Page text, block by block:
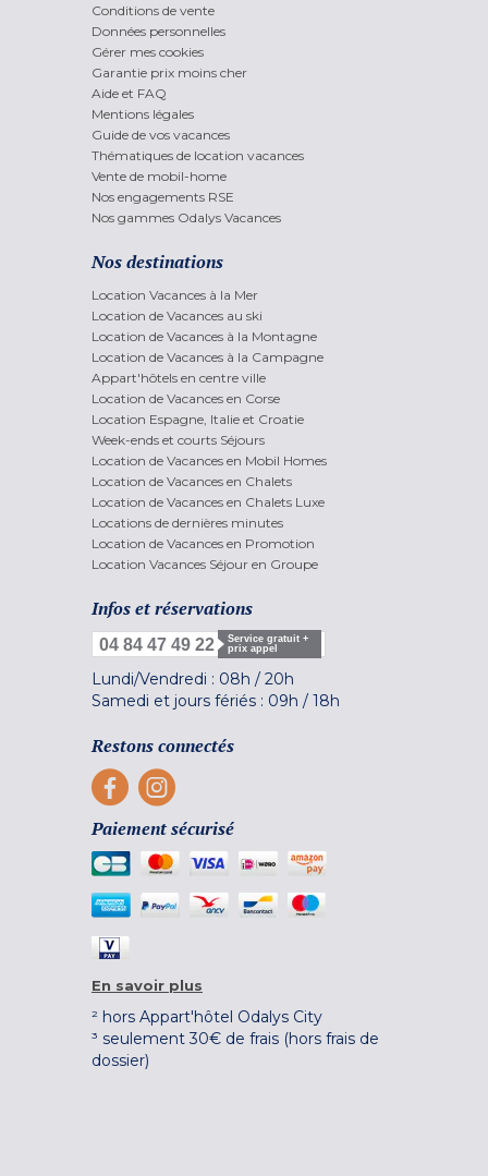
Conditions de vente
Données personnelles
Gérer mes cookies
Garantie prix moins cher
Aide et FAQ
Mentions légales
Guide de vos vacances
Thématiques de location vacances
Vente de mobil-home
Nos engagements RSE
Nos gammes Odalys Vacances
Nos destinations
Location Vacances à la Mer
Location de Vacances au ski
Location de Vacances à la Montagne
Location de Vacances à la Campagne
Appart'hôtels en centre ville
Location de Vacances en Corse
Location Espagne, Italie et Croatie
Week-ends et courts Séjours
Location de Vacances en Mobil Homes
Location de Vacances en Chalets
Location de Vacances en Chalets Luxe
Locations de dernières minutes
Location de Vacances en Promotion
Location Vacances Séjour en Groupe
Infos et réservations
04 84 47 49 22
Service gratuit +
prix appel
Lundi/Vendredi : 08h / 20h
Samedi et jours fériés : 09h / 18h
Restons connectés
Paiement sécurisé
En savoir plus
² hors Appart'hôtel Odalys City
³ seulement 30€ de frais (hors frais de
dossier)